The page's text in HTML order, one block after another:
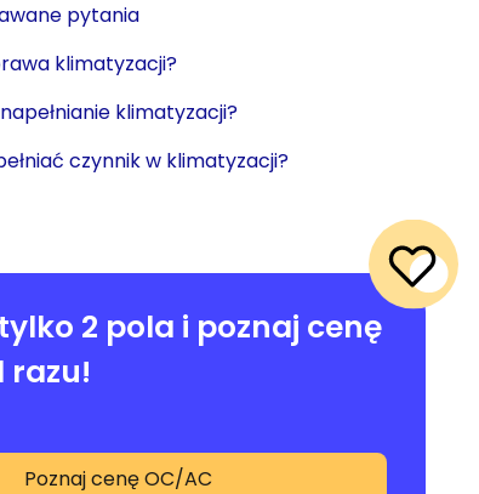
pytania
klimatyzacji?
klimatyzacji?
czynnik w klimatyzacji?
2 pola i poznaj cenę
razu!
Poznaj cenę OC/AC